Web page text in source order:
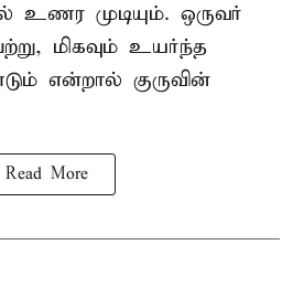
உணர முடியும். ஒருவர்
மிகவும் உயர்ந்த
என்றால் குருவின்
Read More